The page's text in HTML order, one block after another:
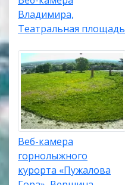
Владимира,
Театральная площадь
Веб-камера
горнолыжного
курорта «Пужалова